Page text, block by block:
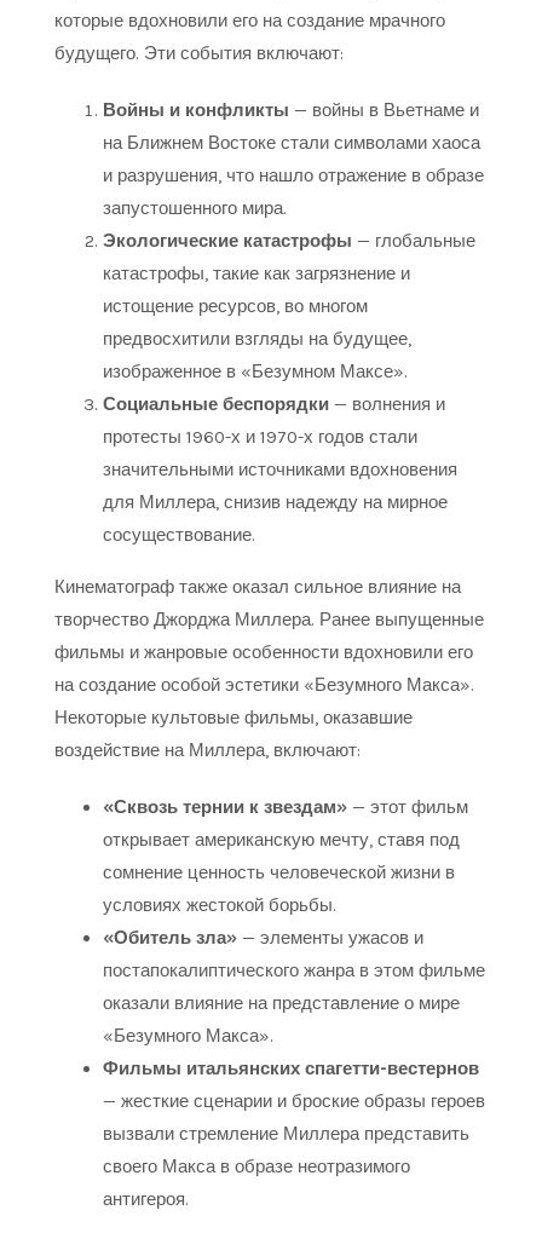
которые вдохновили его на создание мрачного
будущего. Эти события включают:
Войны и конфликты — войны в Вьетнаме и
на Ближнем Востоке стали символами хаоса
и разрушения, что нашло отражение в образе
запустошенного мира.
Экологические катастрофы — глобальные
катастрофы, такие как загрязнение и
истощение ресурсов, во многом
предвосхитили взгляды на будущее,
изображенное в «Безумном Максе».
Социальные беспорядки — волнения и
протесты 1960-х и 1970-х годов стали
значительными источниками вдохновения
для Миллера, снизив надежду на мирное
сосуществование.
Кинематограф также оказал сильное влияние на
творчество Джорджа Миллера. Ранее выпущенные
фильмы и жанровые особенности вдохновили его
на создание особой эстетики «Безумного Макса».
Некоторые культовые фильмы, оказавшие
воздействие на Миллера, включают:
«Сквозь тернии к звездам» — этот фильм
открывает американскую мечту, ставя под
сомнение ценность человеческой жизни в
условиях жестокой борьбы.
«Обитель зла» — элементы ужасов и
постапокалиптического жанра в этом фильме
оказали влияние на представление о мире
«Безумного Макса».
Фильмы итальянских спагетти-вестернов
— жесткие сценарии и броские образы героев
вызвали стремление Миллера представить
своего Макса в образе неотразимого
антигероя.